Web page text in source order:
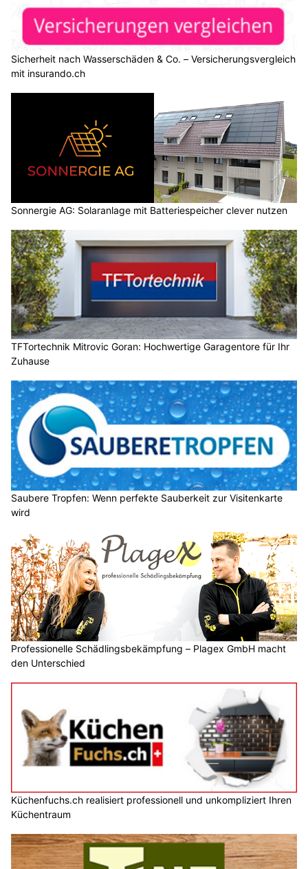
Sicherheit nach Wasserschäden & Co. – Versicherungsvergleich
mit insurando.ch
Sonnergie AG: Solaranlage mit Batteriespeicher clever nutzen
TFTortechnik Mitrovic Goran: Hochwertige Garagentore für Ihr
Zuhause
Saubere Tropfen: Wenn perfekte Sauberkeit zur Visitenkarte
wird
Professionelle Schädlingsbekämpfung – Plagex GmbH macht
den Unterschied
Küchenfuchs.ch realisiert professionell und unkompliziert Ihren
Küchentraum